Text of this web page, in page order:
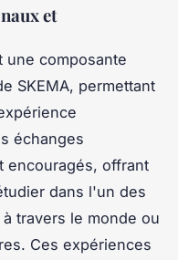
et
une composante
SKEMA, permettant
échanges
encouragés, offrant
dans l'un des
travers le monde ou
Ces expériences